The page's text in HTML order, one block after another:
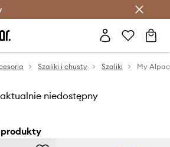
z Answear Club >
Szaliki i chusty Szaliki
niedostępny